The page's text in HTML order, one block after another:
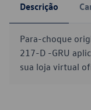
Descrição
Para-choque
217-D -GRU
sua loja virtual